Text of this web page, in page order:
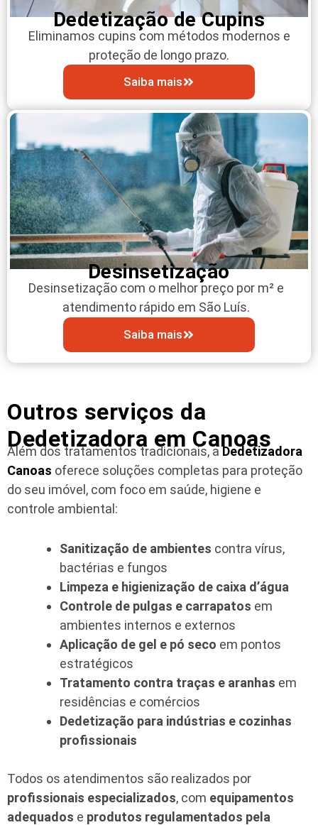
Dedetização de Cupins
Eliminamos cupins com métodos modernos e
proteção de longo prazo.
Saiba mais
Desinsetização
Desinsetização com o melhor preço por m² e
atendimento rápido em São Luís.
Saiba mais
Outros serviços da
Dedetizadora em Canoas
Além dos tratamentos tradicionais, aDedetizadora
Canoas oferece soluções completas para proteção
do seu imóvel, com foco em saúde, higiene e
controle ambiental:
Sanitização de ambientes contra vírus,
bactérias e fungos
Limpeza e higienização de caixa d’água
Controle de pulgas e carrapatos em
ambientes internos e externos
Aplicação de gel e pó seco em pontos
estratégicos
Tratamento contra traças e aranhas em
residências e comércios
Dedetização para indústrias e cozinhas
profissionais
Todos os atendimentos são realizados por
profissionais especializados, com equipamentos
adequados e produtos regulamentados pela